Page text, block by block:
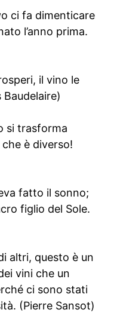
ci fa dimenticare
l’anno prima.
il vino le
si trasforma
che è diverso!
fatto il sonno;
figlio del Sole.
altri, questo è un
vini che un
ci sono stati
(Pierre Sansot)